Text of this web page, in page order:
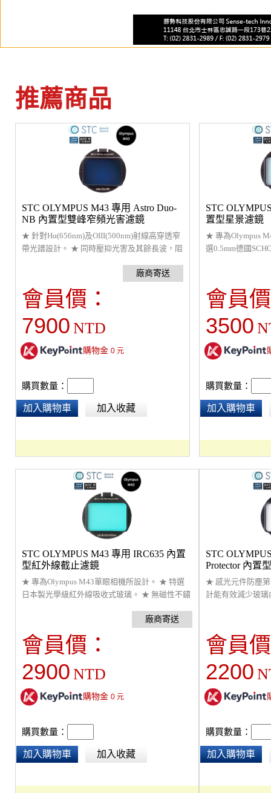
推薦商品
STC OLYMPUS M43 專用 Astro Duo-
NB 內置型雙峰窄頻光害濾鏡
★ 針對Hα(656nm)及OIII(500nm)射線高穿透窄
帶光譜設計。 ★ 同時壓抑光害及其餘長波，阻
將光學薄膜鍍在SchottR B270光學玻璃上。 ★
鋁框經過不沾黏鐵氟龍與消除反光的黑色磨砂
處理。 ★ 台灣研發製造，全球首創濾鏡12個
會員價：
7900 NTD
購物金 0元
購買數量：
加入購物車 加入收藏
STC
置型星景濾鏡
★ 專為Olympus
選0.5mm德國
的色彩表現。 ★
潔。 ★ 台灣研發
會員
3500
購買數量：
加入購物車
STC OLYMPUS M43 專用 IRC635 內置
型紅外線截止濾鏡
★ 專為Olympus M43單眼相機所設計。 ★ 特選
日本製光學級紅外線吸收式玻璃。 ★ 無磁性不鏽
設計固定濾鏡不會晃動而影響焦平面。 ★ 台灣研
發製造，全球首創濾鏡12個月保固及維修服務。
會員價：
2900 NTD
購物金 0元
購買數量：
加入購物車 加入收藏
STC
Protector 內置
★ 感光元件防塵
計能有效減少玻
200公分高爾夫
設計固定濾鏡不
修服務。
會員
2200
購買數量：
加入購物車